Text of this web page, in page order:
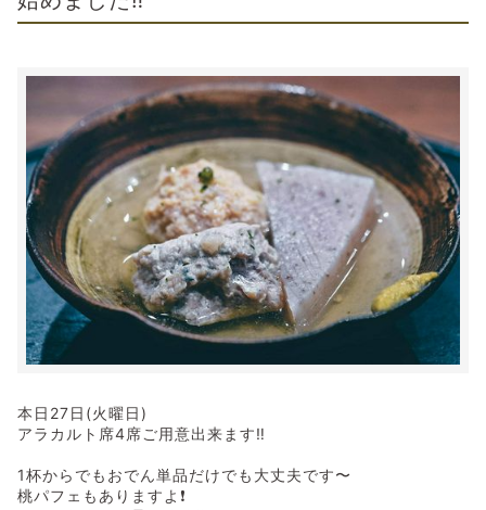
本日27日(火曜日)
アラカルト席4席ご用意出来ます‼️
1杯からでもおでん単品だけでも大丈夫です〜
桃パフェもありますよ❗️